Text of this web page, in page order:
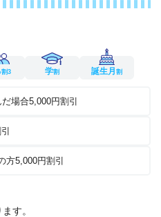
割3 学割 誕生月割
場合5,000円割引
方5,000円割引
す。